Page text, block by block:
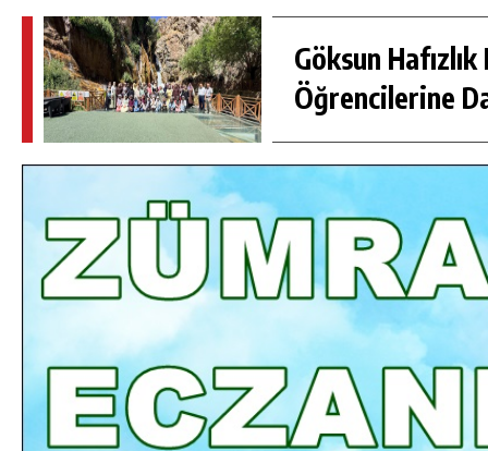
Göksun Hafızlık
Öğrencilerine